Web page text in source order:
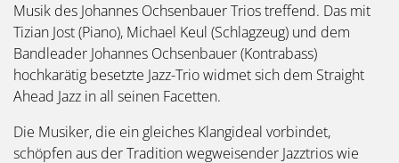
Musik des Johannes Ochsenbauer Trios treffend. Das mit
Tizian Jost (Piano), Michael Keul (Schlagzeug) und dem
Bandleader Johannes Ochsenbauer (Kontrabass)
hochkarätig besetzte Jazz-Trio widmet sich dem Straight
Ahead Jazz in all seinen Facetten.
Die Musiker, die ein gleiches Klangideal vorbindet,
schöpfen aus der Tradition wegweisender Jazztrios wie